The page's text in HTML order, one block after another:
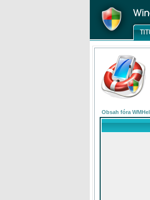
Obsah fóra